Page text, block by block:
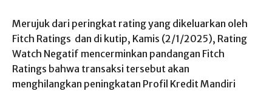
Merujuk dari peringkat rating yang dikeluarkan oleh
Fitch Ratings dan di kutip, Kamis (2/1/2025), Rating
Watch Negatif mencerminkan pandangan Fitch
Ratings bahwa transaksi tersebut akan
menghilangkan peningkatan Profil Kredit Mandiri